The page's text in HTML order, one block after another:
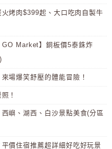
烤肉$399起、大口吃肉自製牛
Market】銅板價5泰銖炸
場爆笑舒壓的體能冒險！
！
嶼、湖西、白沙景點美食(分區
價住宿推薦超詳細好吃好玩景